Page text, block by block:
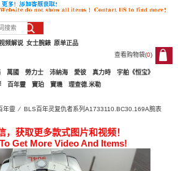
原单正品
女士腕錶
频解说
查看购物袋(0)
0
萬國 勞力士 沛納海 愛彼 真力時
宇舶《恒宝》
百年靈 寶珀 寶璣 理查德.米勒
年靈 ⁄ BLS百年灵复仇者系列A1733110.BC30.169A腕表
，获取更多款式图片和视频！
Get More Video And Items!